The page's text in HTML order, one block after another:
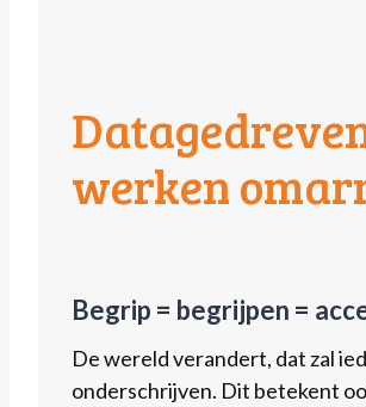
werken
Begrip = begrijpen =
De wereld verandert, dat zal
onderschrijven. Dit betekent